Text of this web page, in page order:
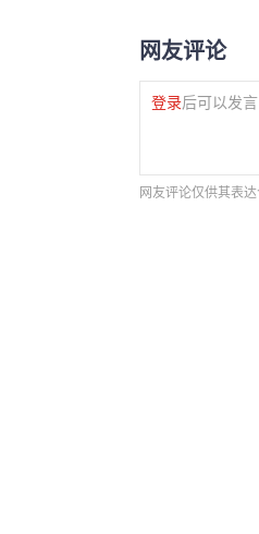
网友评论
登录后可以发言
网友评论仅供其表